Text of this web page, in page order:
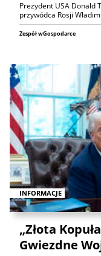
Prezydent USA Donald
przywódca Rosji
Zespół wGospodarce
INFORMACJE
„Złota
Gwiezdne